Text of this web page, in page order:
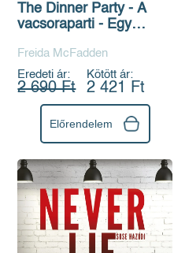
The Dinner Party - A
vacsoraparti - Egy
Freida McFadden
Eredeti ár:
2 690 Ft
Kötött ár:
2 421 Ft
Előrendelem